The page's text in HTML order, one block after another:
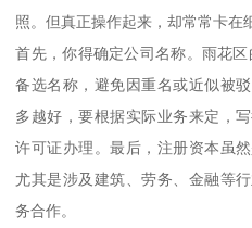
照。但真正操作起来，却常常卡在
首先，你得确定公司名称。雨花
备选名称，避免因重名或近似被
多越好，要根据实际业务来定，
许可证办理。最后，注册资本虽
尤其是涉及建筑、劳务、金融等
务合作。